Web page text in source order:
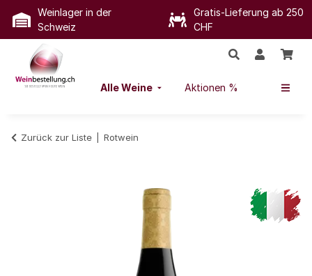
Weinlager in der
Schweiz
Gratis-Lieferung ab 250
CHF
Alle Weine Aktionen %
Zurück zur Liste Rotwein